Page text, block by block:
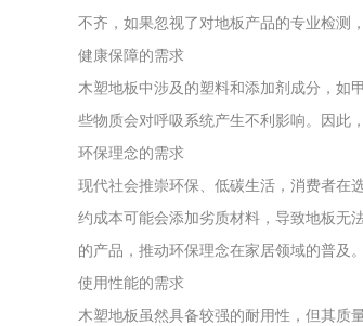
不齐，如果忽视了对地板产品的专业检测
健康保障的需求
木塑地板中涉及的塑料和添加剂成分，如
些物质会对呼吸系统产生不利影响。因此
环保理念的需求
现代社会推崇环保、低碳生活，消费者在
约成本可能会添加劣质材料，导致地板无
的产品，推动环保理念在家居领域的普及。
使用性能的需求
木塑地板虽然具备较强的耐用性，但其质